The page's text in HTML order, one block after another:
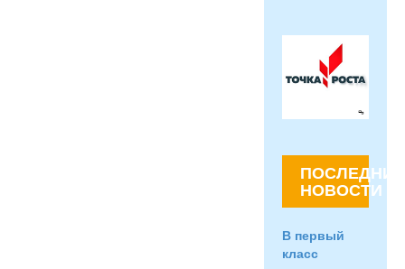
ПОСЛЕДНИЕ
НОВОСТИ
В первый
класс